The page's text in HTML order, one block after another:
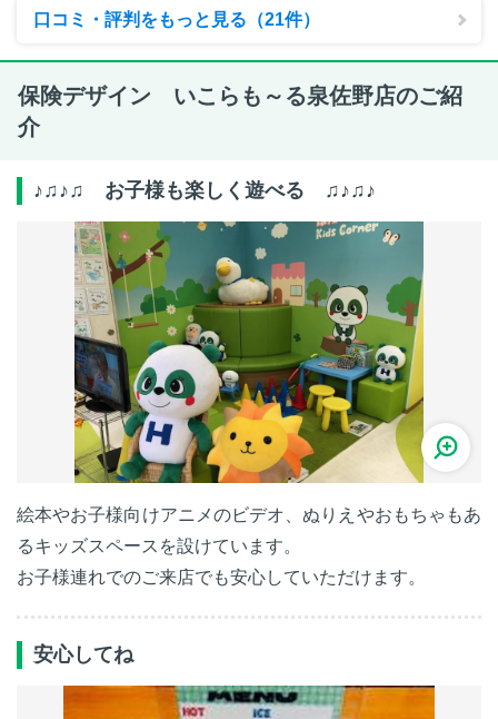
口コミ・評判をもっと見る（21件）
保険デザイン いこらも～る泉佐野店のご紹
介
♪♫♪♫ お子様も楽しく遊べる ♫♪♫♪
絵本やお子様向けアニメのビデオ、ぬりえやおもちゃもあ
るキッズスペースを設けています。
お子様連れでのご来店でも安心していただけます。
安心してね